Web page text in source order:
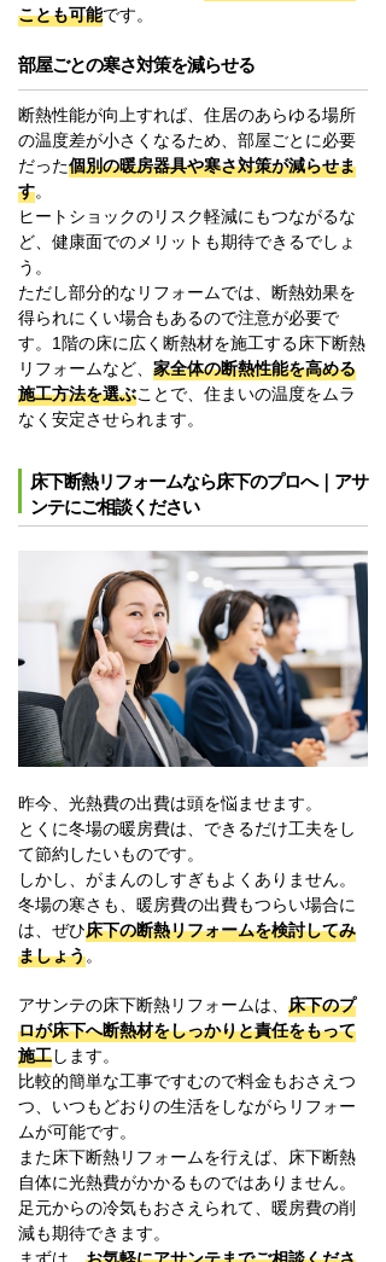
ことも可能です。
部屋ごとの寒さ対策を減らせる
断熱性能が向上すれば、住居のあらゆる場所
の温度差が小さくなるため、部屋ごとに必要
だった個別の暖房器具や寒さ対策が減らせま
す。
ヒートショックのリスク軽減にもつながるな
ど、健康面でのメリットも期待できるでしょ
う。
ただし部分的なリフォームでは、断熱効果を
得られにくい場合もあるので注意が必要で
す。1階の床に広く断熱材を施工する床下断熱
リフォームなど、 家全体の断熱性能を高める
施工方法を選ぶことで、住まいの温度をムラ
なく安定させられます。
床下断熱リフォームなら床下のプロへ｜アサ
ンテにご相談ください
昨今、光熱費の出費は頭を悩ませます。
とくに冬場の暖房費は、できるだけ工夫をし
て節約したいものです。
しかし、がまんのしすぎもよくありません。
冬場の寒さも、暖房費の出費もつらい場合に
は、ぜひ床下の断熱リフォームを検討してみ
ましょう。
アサンテの床下断熱リフォームは、 床下のプ
ロが床下へ断熱材をしっかりと責任をもって
施工します。
比較的簡単な工事ですむので料金もおさえつ
つ、いつもどおりの生活をしながらリフォー
ムが可能です。
また床下断熱リフォームを行えば、床下断熱
自体に光熱費がかかるものではありません。
足元からの冷気もおさえられて、暖房費の削
減も期待できます。
まずは、 お気軽にアサンテまでご相談くださ